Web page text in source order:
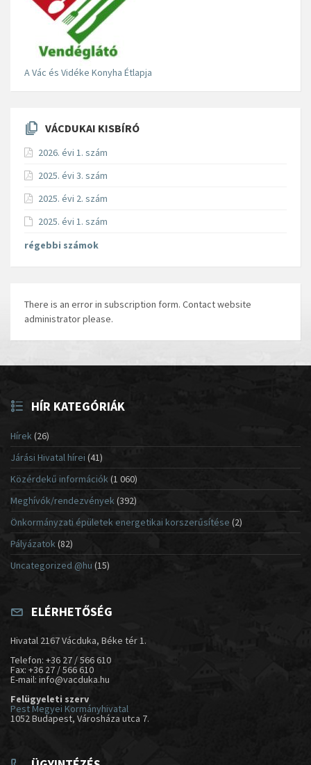
A Vác és Vidéke Konyha Étlapja
VÁCDUKAI KISBÍRÓ
2026. évi 1. szám
2025. évi 3. szám
2025. évi 2. szám
2025. évi 1. szám
régebbi számok
There is an error in subscription form. Contact website
administrator please.
HÍR KATEGÓRIÁK
Hírek(26)
Járási Hivatal hírei (41)
Közérdekű információk(1 060)
Meghívók/rendezvények (392)
Önkormányzati épületek energetikai korszerűsítése (2)
Pályázatok (82)
Uncategorized @hu (15)
ELÉRHETŐSÉG
Hivatal 2167 Vácduka, Béke tér 1.
Telefon: +36 27 / 566 610
Fax: +36 27 / 566 610
E-mail: info@vacduka.hu
Felügyeleti szerv
Pest Megyei Kormányhivatal
1052 Budapest, Városháza utca 7.